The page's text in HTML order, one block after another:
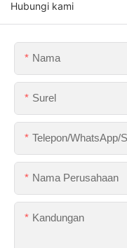
Hubungi kami
Nama
Surel
Telepon/WhatsApp/
Nama Perusahaan
Kandungan